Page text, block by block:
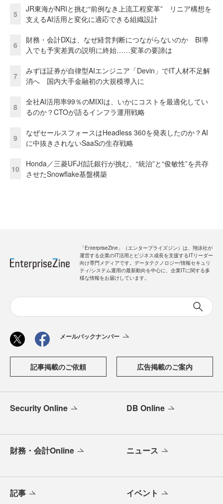
5
JR東海がNRIと挑む“前例なき上流工程変革” リニア構想を
支えるAI活用と変化に適応できる組織設計
6
財務・会計DXは、なぜ経営判断につながらないのか BI導
入でも予実差異の説明に終始……変革の要諦は
7
みずほ証券が自律型AIエンジニア「Devin」でIT人材不足解
消へ 国内大手金融初の大規模導入に
8
全社AI活用率99％のMIXIは、いかにコストを最適化してい
るのか？CTOが語るインフラ運用戦略
9
なぜセールスフォースはHeadless 360を発表したのか？AI
に中抜きされないSaaSの生存戦略
10
Honda／三菱UFJ信託銀行が挑む、“統治”と“俊敏性”を共存
させたSnowflake基盤構築
「EnterpriseZine」（エンタープライズジン）は、翔泳社が
運営する企業のIT活用とビジネス成長を支援するITリーダー
向け専門メディアです。データテクノロジー/情報セキュリ
ティ/システム運用の最新動向を中心に、企業ITに関する多
様な情報をお届けしています。
メールバックナンバー
記事掲載のご依頼 広告掲載のご案内
Security Online DB Online
財務・会計Online ニュース
記事 イベント